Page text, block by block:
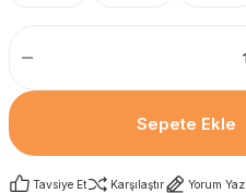
Sepete Ekle
Tavsiye Et Karşılaştır Yorum Yaz